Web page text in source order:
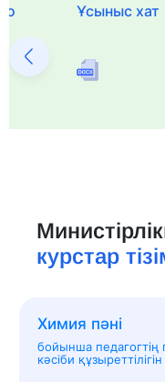
Ұсыныс хат
курстар
Химия пәні
бойынша педагогтің
кәсіби